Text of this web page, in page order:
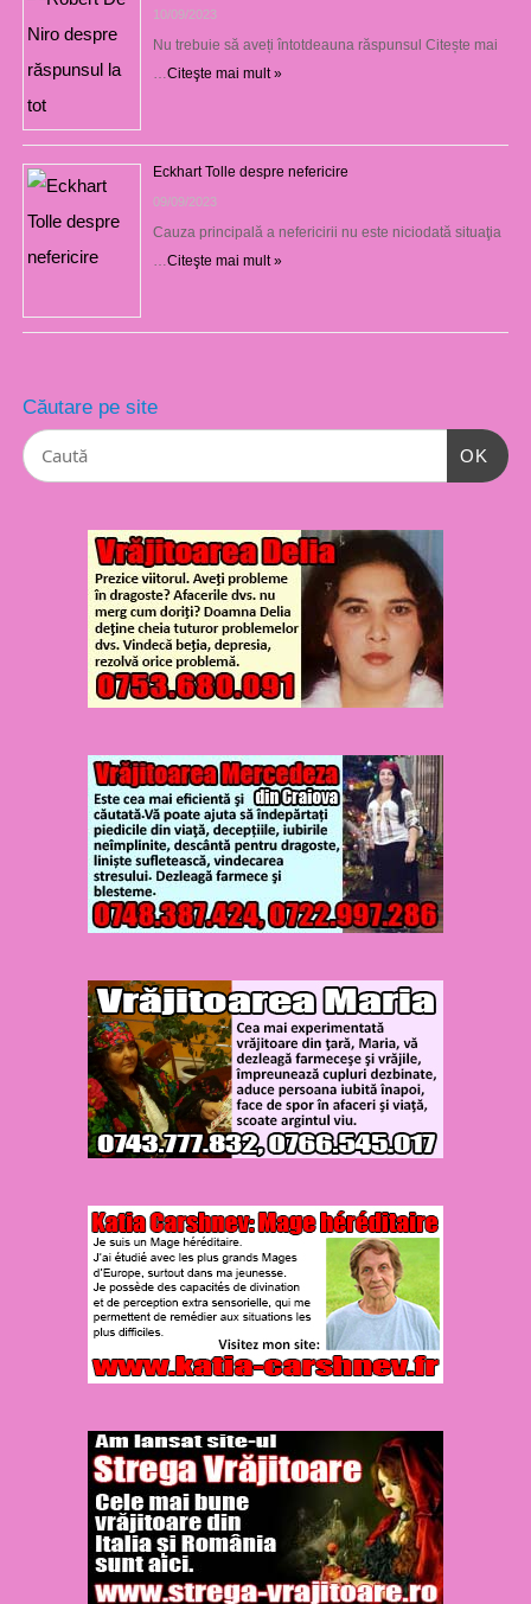
10/09/2023
Nu trebuie să aveți întotdeauna răspunsul Citește mai
…Citeşte mai mult »
Eckhart Tolle despre nefericire
09/09/2023
Cauza principală a nefericirii nu este niciodată situaţia
…Citeşte mai mult »
Căutare pe site
OK